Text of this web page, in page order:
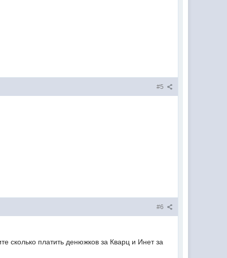
#5
#6
сколько платить денюжков за Кварц и Инет за